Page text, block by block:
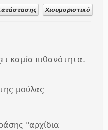
Χιουμοριστικό
καμία πιθανότητα.
μούλας
"αρχίδια